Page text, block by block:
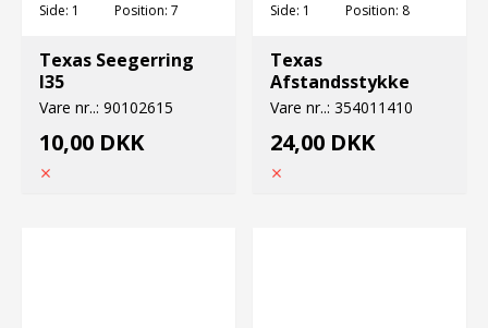
Side: 1 Position: 7
Texas Seegerring
I35
Vare nr..: 90102615
10,00 DKK
Side: 1 Position: 8
Texas
Afstandsstykke
Vare nr..: 354011410
24,00 DKK